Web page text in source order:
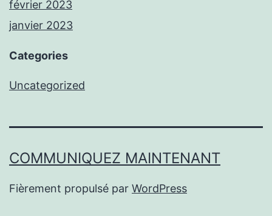
février 2023
janvier 2023
Categories
Uncategorized
COMMUNIQUEZ MAINTENANT
Fièrement propulsé par WordPress